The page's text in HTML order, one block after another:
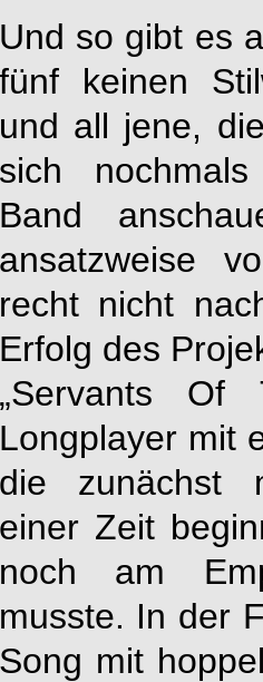
Und so gibt es
fünf keinen
und all jene,
sich
Band
ansatzweise
recht nicht
Erfolg des
„Servants
Longplayer mit
die zunächst
einer Zeit
noch am
musste. In der
Song mit